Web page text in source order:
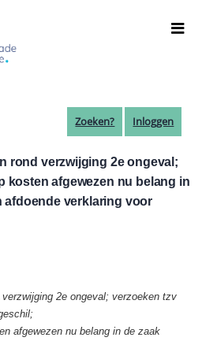
Zoeken? Inloggen
rond verzwijging 2e ongeval;
kosten afgewezen nu belang in
afdoende verklaring voor
verzwijging 2e ongeval; verzoeken tzv
afgewezen nu belang in de zaak